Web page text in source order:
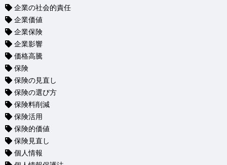
企業の社会的責任
企業価値
企業保険
企業影響
価格高騰
保険
保険の見直し
保険の選び方
保険料削減
保険活用
保険的価値
保険見直し
個人情報